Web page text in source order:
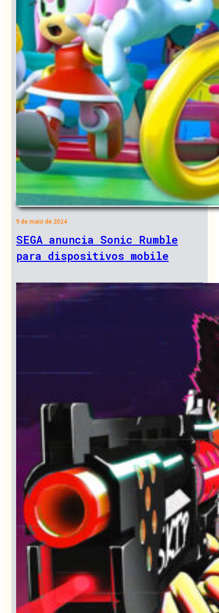
9 de maio de 2024
SEGA anuncia Sonic Rumble
para dispositivos mobile